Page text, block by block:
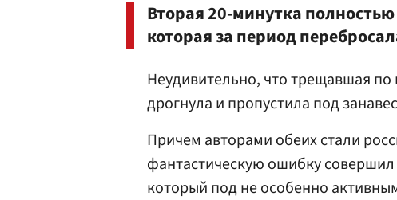
Вторая 20-минутка
которая за период
Неудивительно, что трещавшая
дрогнула и пропустила под
Причем авторами обеих стали
фантастическую ошибку
который под не особенно